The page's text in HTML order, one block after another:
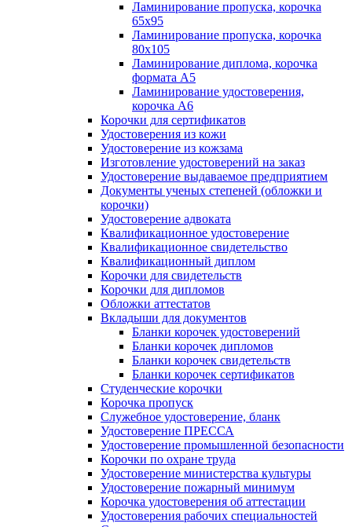
Ламинирование пропуска, корочка
65х95
Ламинирование пропуска, корочка
80х105
Ламинирование диплома, корочка
формата А5
Ламинирование удостоверения,
корочка А6
Корочки для сертификатов
Удостоверения из кожи
Удостоверение из кожзама
Изготовление удостоверений на заказ
Удостоверение выдаваемое предприятием
Документы ученых степеней (обложки и
корочки)
Удостоверение адвоката
Квалификационное удостоверение
Квалификационное свидетельство
Квалификационный диплом
Корочки для свидетельств
Корочки для дипломов
Обложки аттестатов
Вкладыши для документов
Бланки корочек удостоверений
Бланки корочек дипломов
Бланки корочек свидетельств
Бланки корочек сертификатов
Студенческие корочки
Корочка пропуск
Служебное удостоверение, бланк
Удостоверение ПРЕССА
Удостоверение промышленной безопасности
Корочки по охране труда
Удостоверение министерства культуры
Удостоверение пожарный минимум
Корочка удостоверения об аттестации
Удостоверения рабочих специальностей